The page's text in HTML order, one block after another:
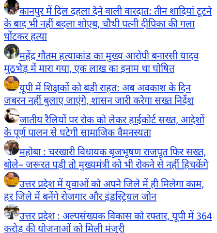
कानपुर में दिल दहला देने वाली वारदात: तीन शादियां टूटने
के बाद भी नहीं बदला शोएब, चौथी पत्नी दीपिका की गला
घोंटकर हत्या
महेंद्र गौतम हत्याकांड का मुख्य आरोपी बनारसी यादव
मुठभेड़ में मारा गया, एक लाख का इनाम था घोषित
यूपी में शिक्षकों को बड़ी राहत: अब अवकाश के दिन
जबरन नहीं बुलाए जाएंगे, शासन जारी करेगा सख्त निर्देश
जातीय रैलियों पर रोक को लेकर हाईकोर्ट सख्त, आदेशों
के पूर्ण पालन से घटेगी सामाजिक वैमनस्यता
महोबा : चरखारी विधायक बृजभूषण राजपूत फिर सख्त,
बोले– जरूरत पड़ी तो मुख्यमंत्री को भी रोकने से नहीं हिचकेंगे
उत्तर प्रदेश में युवाओं को अपने जिले में ही मिलेगा काम,
हर जिले में बनेंगे रोजगार और इंडस्ट्रियल जोन
उत्तर प्रदेश : अल्पसंख्यक विकास को रफ्तार, यूपी में 364
करोड़ की योजनाओं को मिली मंजूरी